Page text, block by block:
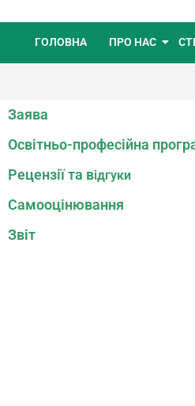
ГОЛОВНА ПРО НАС
Заява
Освітньо-професійна
Рецензії та відгуки
Самооцінювання
Звіт